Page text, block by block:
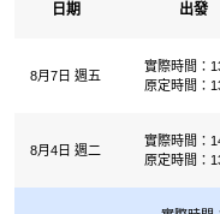
日期 出發
8月7日 週五
實際時間：
原定時間：
8月4日 週二
實際時間：
原定時間：